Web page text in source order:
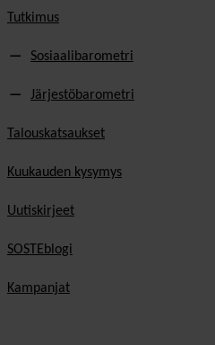
Tutkimus
Sosiaalibarometri
Järjestöbarometri
Talouskatsaukset
Kuukauden kysymys
Uutiskirjeet
SOSTEblogi
Kampanjat